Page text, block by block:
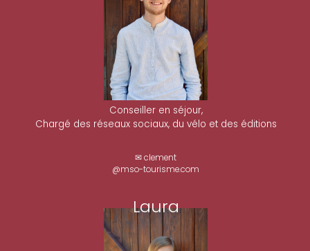
Conseiller en séjour,
Chargé des réseaux sociaux, du vélo et des éditions
✉ clement
@mso-tourisme.com
Laura